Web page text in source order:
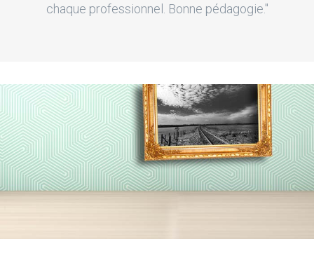
chaque professionnel. Bonne pédagogie."